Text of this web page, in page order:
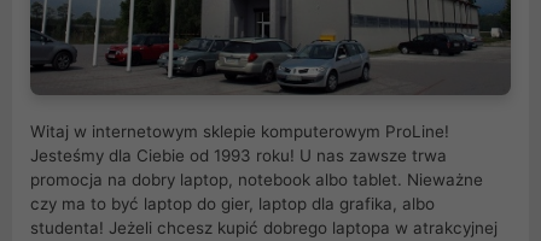
Witaj w internetowym sklepie komputerowym ProLine!
Jesteśmy dla Ciebie od 1993 roku! U nas zawsze trwa
promocja na dobry laptop, notebook albo tablet. Nieważne
czy ma to być laptop do gier, laptop dla grafika, albo
studenta! Jeżeli chcesz kupić dobrego laptopa w atrakcyjnej